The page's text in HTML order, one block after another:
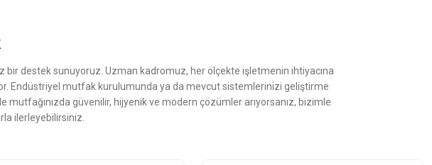
bir destek sunuyoruz. Uzman kadromuz, her ölçekte işletmenin ihtiyacına
Endüstriyel mutfak kurulumunda ya da mevcut sistemlerinizi geliştirme
mutfağınızda güvenilir, hijyenik ve modern çözümler arıyorsanız, bizimle
ilerleyebilirsiniz.